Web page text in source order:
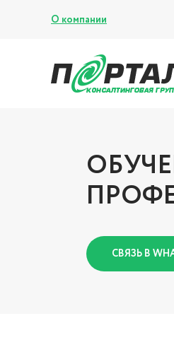
О компании
СВЯЗЬ В